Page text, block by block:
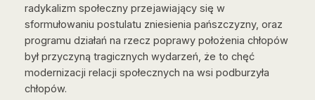
radykalizm społeczny przejawiający się w
sformułowaniu postulatu zniesienia pańszczyzny, oraz
programu działań na rzecz poprawy położenia chłopów
był przyczyną tragicznych wydarzeń, że to chęć
modernizacji relacji społecznych na wsi podburzyła
chłopów.